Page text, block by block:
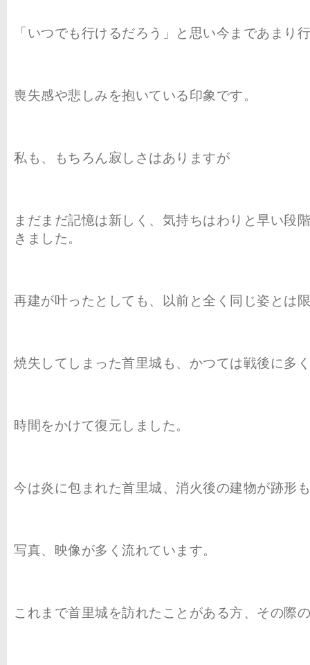
「いつでも行けるだろう」と思い今まであまり
喪失感や悲しみを抱いている印象です。
私も、もちろん寂しさはありますが
まだまだ記憶は新しく、気持ちはわりと早い段
きました。
再建が叶ったとしても、以前と全く同じ姿とは
焼失してしまった首里城も、かつては戦後に多
時間をかけて復元しました。
今は炎に包まれた首里城、消火後の建物が跡形
写真、映像が多く流れています。
これまで首里城を訪れたことがある方、その際